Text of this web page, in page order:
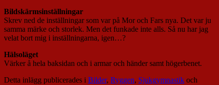
Bildskärmsinställningar
Skrev ned de inställningar som var på Mor och Fars nya. Det var ju
samma märke och storlek. Men det funkade inte alls. Så nu har jag
velat bort mig i inställningarna, igen…?
Hälsoläget
Värker å hela baksidan och i armar och händer samt högerbenet.
Detta inlägg publicerades i Bilder, Ryggen, Sjukgymnastik och